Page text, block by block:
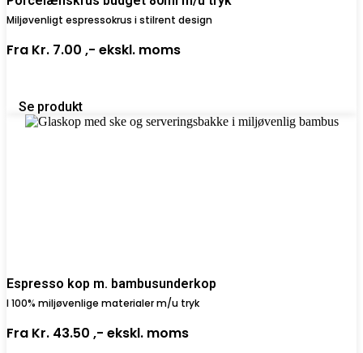
Miljøvenligt espressokrus i stilrent design
Fra Kr. 7.00 ,- ekskl. moms
Se produkt
Espresso kop m. bambusunderkop
I 100% miljøvenlige materialer m/u tryk
Fra Kr. 43.50 ,- ekskl. moms